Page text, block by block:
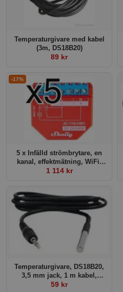
Temperaturgivare med kabel
(3m, DS18B20)
89 kr
-17%
5 x Infälld strömbrytare, en
kanal, effektmätning, WiFi,
Bluetooth, mJS, Shelly Plus
1 114 kr
Temperaturgivare, DS18B20,
3,5 mm jack, 1 m kabel,
Shelly Temp. Sensor
59 kr